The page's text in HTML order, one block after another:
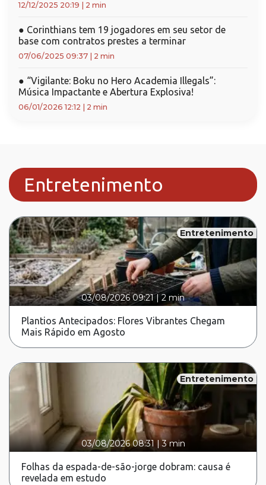
12/12/2025 20:19 2 min
● Corinthians tem 19 jogadores em seu setor de
base com contratos prestes a terminar
07/06/2025 09:37 2 min
● “Vigilante: Boku no Hero Academia Illegals”:
Música Impactante e Abertura Explosiva!
06/01/2026 12:12 2 min
Entretenimento
Entretenimento
03/08/2026 09:21|2 min
Plantios Antecipados: Flores Vibrantes Chegam
Mais Rápido em Agosto
Entretenimento
03/08/2026 08:31 |3 min
Folhas da espada-de-são-jorge dobram: causa é
revelada em estudo